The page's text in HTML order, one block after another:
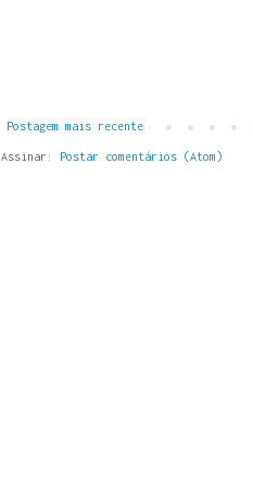
Postagem mais recente
Assinar: Postar comentários (Atom)